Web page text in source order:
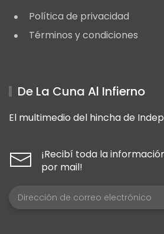
Política de privacidad
Términos y condiciones
De La Cuna Al Infierno
El multimedio del hincha de
¡Recibí toda la
por mail!